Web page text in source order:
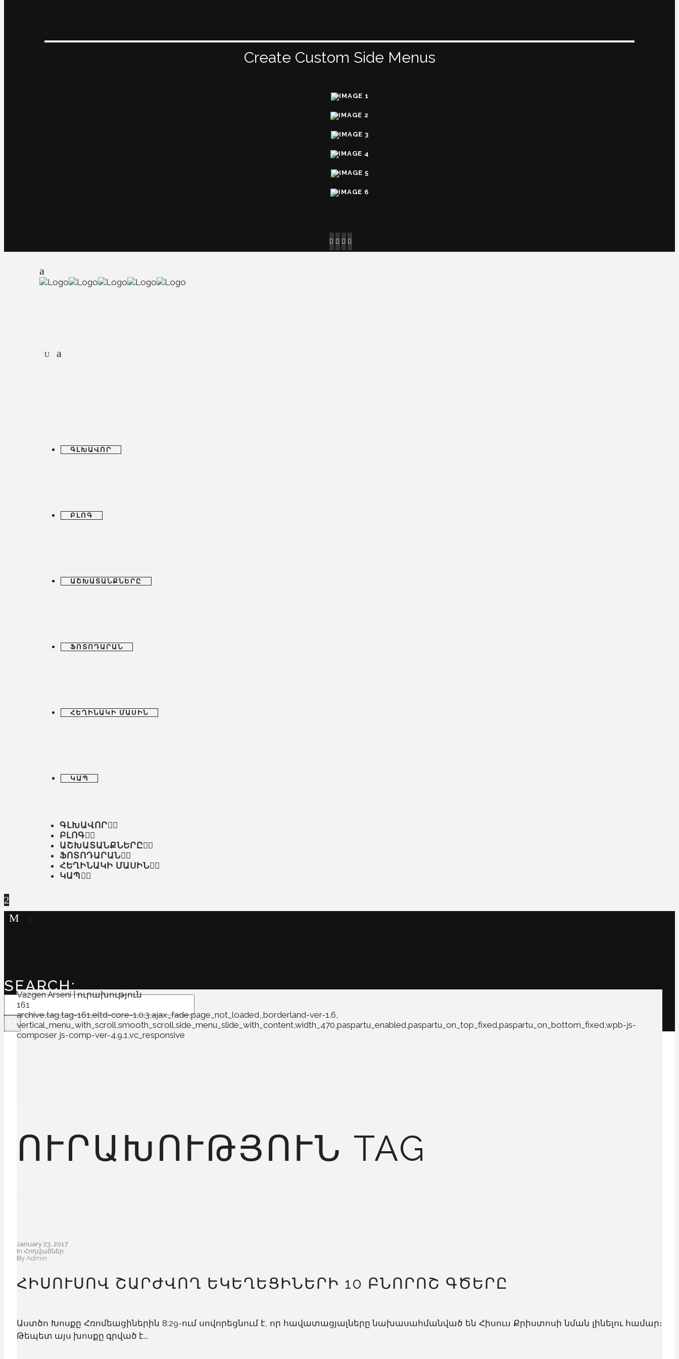
Create Custom Side Menus
ԳԼԽԱՎՈՐ
ԲԼՈԳ
ԱՇԽԱՏԱՆՔՆԵՐԸ
ՖՈՏՈԴԱՐԱՆ
ՀԵՂԻՆԱԿԻ ՄԱՍԻՆ
ԿԱՊ
ԳԼԽԱՎՈՐ
ԲԼՈԳ
ԱՇԽԱՏԱՆՔՆԵՐԸ
ՖՈՏՈԴԱՐԱՆ
ՀԵՂԻՆԱԿԻ ՄԱՍԻՆ
ԿԱՊ
SEARCH:
Vazgen Arseni | ուրախություն
161
archive,tag,tag-161,eltd-core-1.0.3,ajax_fade,page_not_loaded,,borderland-ver-1.6,
vertical_menu_with_scroll,smooth_scroll,side_menu_slide_with_content,width_470,paspartu_enabled,paspartu_on_top_fixed,paspartu_on_bottom_fixed,wpb-js-
composer js-comp-ver-4.9.1,vc_responsive
ՈՒՐԱԽՈՒԹՅՈՒՆ TAG
January 23, 2017
In Հոդվածներ
By Admin
ՀԻՍՈՒՍՈՎ ՇԱՐԺՎՈՂ ԵԿԵՂԵՑԻՆԵՐԻ 10 ԲՆՈՐՈՇ ԳԾԵՐԸ
Աստծո Խոսքը Հռոմեացիներին 8:29-ում սովորեցնում է, որ հավատացյալները նախասահմանված են Հիսուս Քրիստոսի նման լինելու համար։
Թեպետ այս խոսքը գրված է...